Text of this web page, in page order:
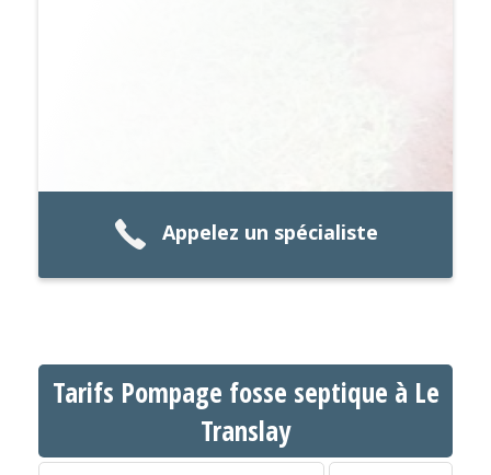
Appelez un spécialiste
Tarifs Pompage fosse septique à Le
Translay